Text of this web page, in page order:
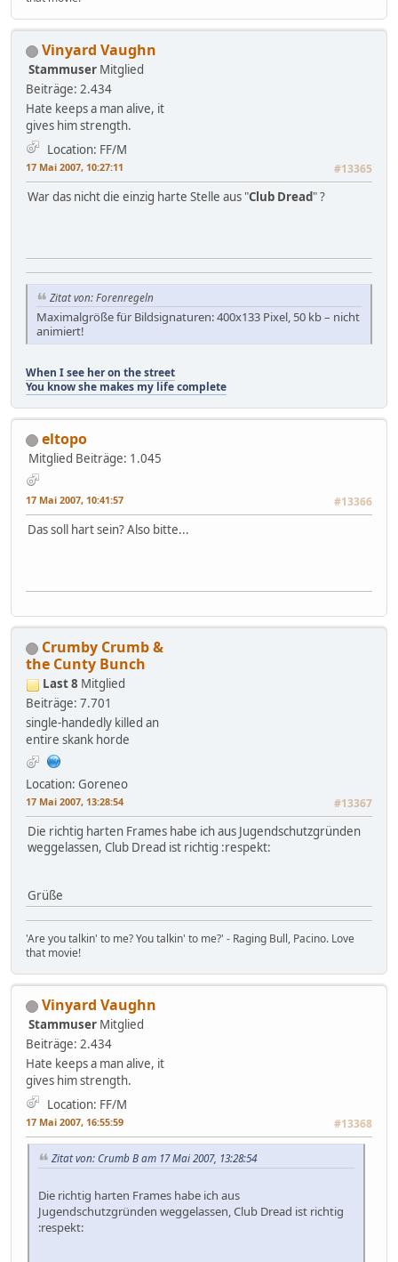
Vinyard Vaughn
Stammuser Mitglied
Beiträge: 2.434
Hate keeps a man alive, it
gives him strength.
Location: FF/M
17 Mai 2007, 10:27:11 #13365
War das nicht die einzig harte Stelle aus "Club Dread" ?
Zitat von: Forenregeln
Maximalgröße für Bildsignaturen: 400x133 Pixel, 50 kb – nicht
animiert!
When I see her on the street
You know she makes my life complete
eltopo
Mitglied Beiträge: 1.045
17 Mai 2007, 10:41:57 #13366
Das soll hart sein? Also bitte...
Crumby Crumb &
the Cunty Bunch
Last 8 Mitglied
Beiträge: 7.701
single-handedly killed an
entire skank horde
Location: Goreneo
17 Mai 2007, 13:28:54 #13367
Die richtig harten Frames habe ich aus Jugendschutzgründen
weggelassen, Club Dread ist richtig :respekt:
Grüße
'Are you talkin' to me? You talkin' to me?' - Raging Bull, Pacino. Love
that movie!
Vinyard Vaughn
Stammuser Mitglied
Beiträge: 2.434
Hate keeps a man alive, it
gives him strength.
Location: FF/M
17 Mai 2007, 16:55:59 #13368
Zitat von: Crumb B am 17 Mai 2007, 13:28:54
Die richtig harten Frames habe ich aus
Jugendschutzgründen weggelassen, Club Dread ist richtig
:respekt: